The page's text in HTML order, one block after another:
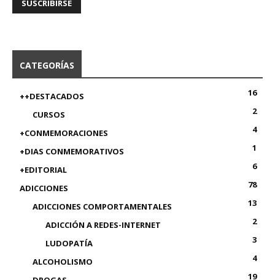
CATEGORÍAS
++DESTACADOS
16
CURSOS
2
+CONMEMORACIONES
4
+DIAS CONMEMORATIVOS
1
+EDITORIAL
6
ADICCIONES
78
ADICCIONES COMPORTAMENTALES
13
ADICCIÓN A REDES-INTERNET
2
LUDOPATÍA
3
ALCOHOLISMO
4
19